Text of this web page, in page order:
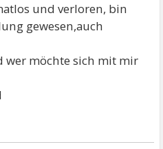
und verloren, bin
gewesen,auch
wer möchte sich mit mir